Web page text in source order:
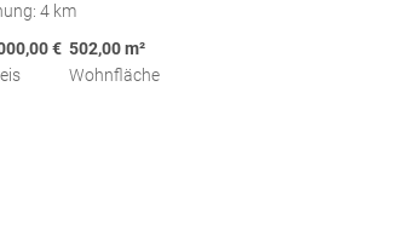
4 km
€ 502,00 m²
Wohnfläche